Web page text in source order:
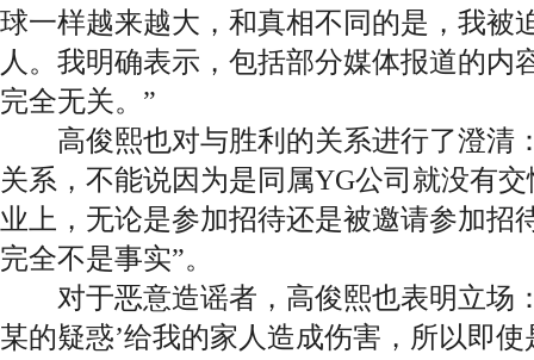
球一样越来越大，和真相不同的是，我被
人。我明确表示，包括部分媒体报道的内
完全无关。”
高俊熙也对与胜利的关系进行了澄清
关系，不能说因为是同属YG公司就没有
业上，无论是参加招待还是被邀请参加招
完全不是事实”。
对于恶意造谣者，高俊熙也表明立场
某的疑惑’给我的家人造成伤害，所以即